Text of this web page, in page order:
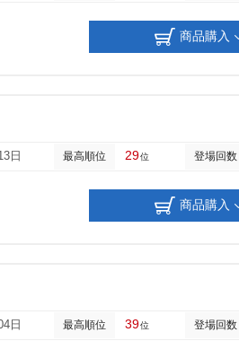
商品購入
日 最高順位 29位 登場回数
商品購入
日 最高順位 39位 登場回数